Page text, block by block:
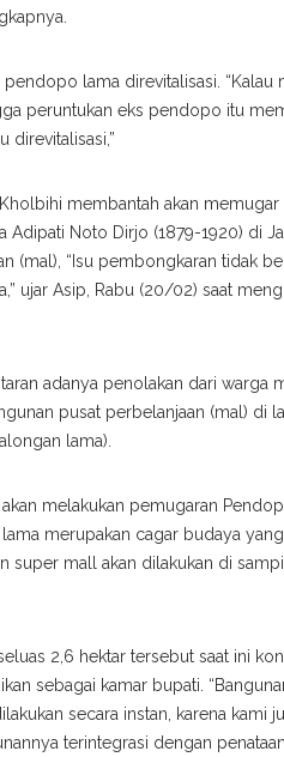
lama direvitalisasi.
peruntukan eks pendopo itu
direvitalisasi,”
membantah akan
Noto Dirjo (1879-1920) di
(mal), “Isu pembongkaran tidak
ujar Asip, Rabu (20/02) saat
adanya penolakan dari warga
pusat perbelanjaan (mal) di
lama).
melakukan pemugaran
merupakan cagar budaya
super mall akan dilakukan di
2,6 hektar tersebut saat ini
sebagai kamar bupati.
secara instan, karena kami
terintegrasi dengan